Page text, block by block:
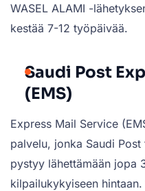
WASEL ALAMI -
kestää 7-12 työpäivää.
Saudi Post
(EMS)
Express Mail Service
palvelu, jonka Saudi
pystyy lähettämään jopa
kilpailukykyiseen